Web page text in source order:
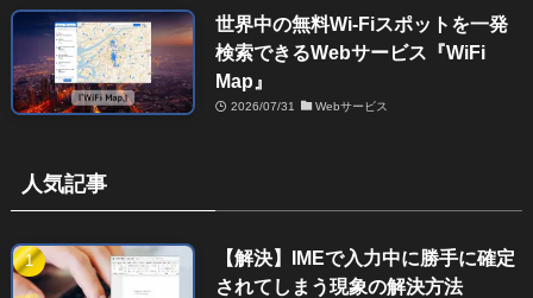
世界中の無料Wi-Fiスポットを一発
検索できるWebサービス『WiFi
Map』
2026/07/31 Webサービス
人気記事
【解決】IMEで入力中に勝手に確定
されてしまう現象の解決方法